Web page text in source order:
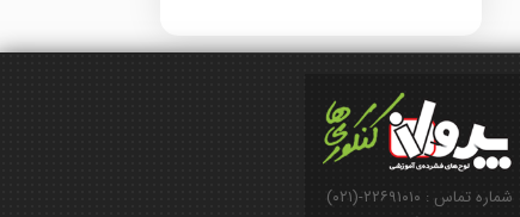
شماره تماس : ۲۲۶۹۱۰۱۰-(۰۲۱)